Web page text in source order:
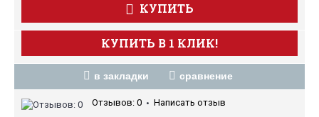
КУПИТЬ
КУПИТЬ В 1 КЛИК!
в закладки сравнение
Отзывов: 0 • Написать отзыв